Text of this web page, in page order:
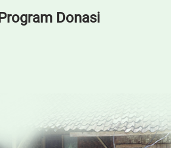
Program Donasi